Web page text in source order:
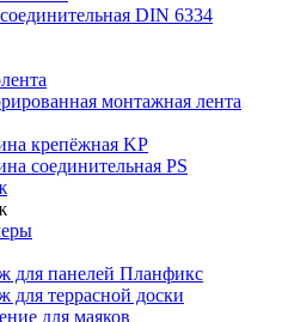
DIN 6334
монтажная лента
крепёжная KP
соединительная PS
для панелей Планфикс
для террасной доски
для маяков